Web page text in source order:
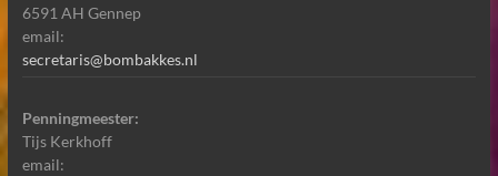
6591 AH Gennep
email:
secretaris@bombakkes.nl
Penningmeester:
Tijs Kerkhoff
email: